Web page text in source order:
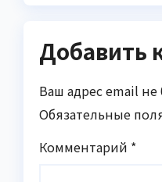
Добавить
Ваш адрес email не
Обязательные
Комментарий *